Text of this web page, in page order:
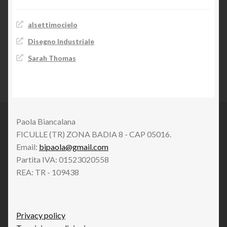
alsettimocielo
Disegno Industriale
Sarah Thomas
Paola Biancalana
FICULLE (TR) ZONA BADIA 8 - CAP 05016.
Email: bipaola@gmail.com
Partita IVA: 01523020558
REA: TR - 109438
Privacy policy